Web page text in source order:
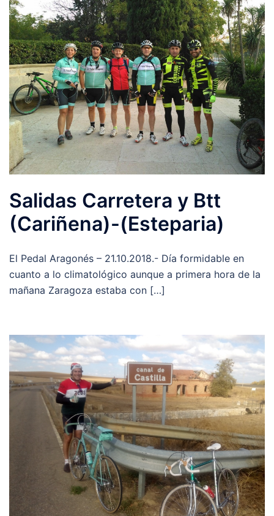
Salidas Carretera y Btt
(Cariñena)-(Esteparia)
El Pedal Aragonés – 21.10.2018.- Día formidable en
cuanto a lo climatológico aunque a primera hora de la
mañana Zaragoza estaba con […]